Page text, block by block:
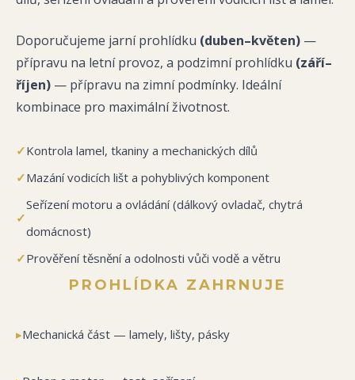
Doporučujeme jarní prohlídku (duben–květen) —
přípravu na letní provoz, a podzimní prohlídku (září–
říjen) — přípravu na zimní podmínky. Ideální
kombinace pro maximální životnost.
✓Kontrola lamel, tkaniny a mechanických dílů
✓Mazání vodicích lišt a pohyblivých komponent
✓
Seřízení motoru a ovládání (dálkový ovladač, chytrá
domácnost)
✓Prověření těsnění a odolnosti vůči vodě a větru
PROHLÍDKA ZAHRNUJE
▸Mechanická část — lamely, lišty, pásky